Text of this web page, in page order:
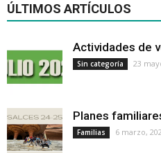
ÚLTIMOS ARTÍCULOS
Actividades de
Sin categoría 23
Planes
Familias 6 marzo,